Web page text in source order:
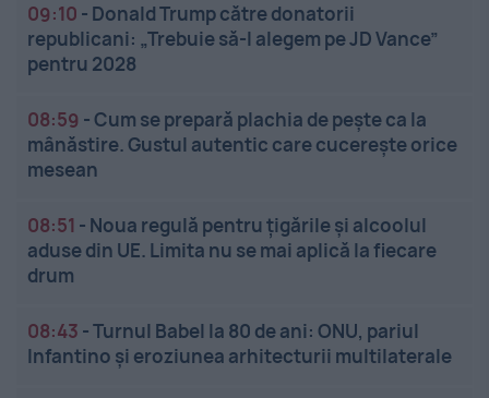
09:10 - Donald Trump către donatorii
republicani: „Trebuie să-l alegem pe JD Vance”
pentru 2028
08:59 -Cum se prepară plachia de pește ca la
mânăstire. Gustul autentic care cucerește orice
mesean
08:51 - Noua regulă pentru țigările și alcoolul
aduse din UE. Limita nu se mai aplică la fiecare
drum
08:43 -Turnul Babel la 80 de ani: ONU, pariul
Infantino și eroziunea arhitecturii multilaterale